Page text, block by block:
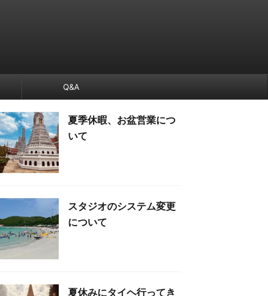
Q&A
夏季休暇、お盆営業につ
いて
スタジオのシステム変更
について
夏休みにタイヘ行ってき